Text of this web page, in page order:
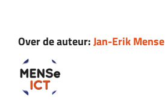
Over de auteur:Jan-Erik Mense